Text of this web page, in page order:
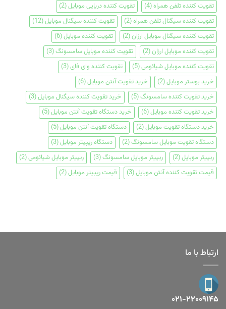
تقویت کننده تلفن همراه(4) تقویت کننده دریایی موبایل(2)
تقویت کننده سیگنال تلفن همراه(2) تقویت کننده سیگنال موبایل(12)
تقویت کننده سیگنال موبایل ارزان(2) تقویت کننده موبایل(6)
تقویت کننده موبایل ارزان(2) تقویت کننده موبایل سامسونگ(3)
تقویت کننده موبایل شیائومی(5) تقویت کننده وای فای(3)
خرید بوستر موبایل(2) خرید تقویت آنتن موبایل(6)
خرید تقویت کننده سامسونگ(5) خرید تقویت کننده سیگنال موبایل(3)
خرید تقویت کننده موبایل(6) خرید دستگاه تقویت آنتن موبایل(5)
خرید دستگاه تقویت موبایل(2) دستگاه تقویت آنتن موبایل(5)
دستگاه تقویت موبایل سامسونگ(2) دستگاه ریپیتر موبایل(3)
ریپیتر موبایل(2) ریپیتر موبایل سامسونگ(3) ریپیتر موبایل شیائومی(2)
قیمت تقویت کننده آنتن موبایل(3) قیمت ریپیتر موبایل(2)
ارتباط با ما
۰۲۱-۲۲۰۰۹۱۴۵